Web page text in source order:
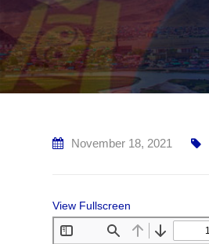
November 18, 2021
View Fullscreen